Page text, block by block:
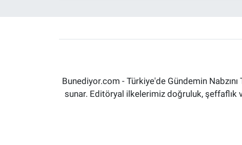
Bunediyor.com - Türkiye'de Gündemin
sunar. Editöryal ilkelerimiz doğruluk, şeffaflık